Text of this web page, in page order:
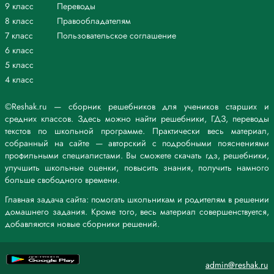
семьи как воспитание.
Чем его описание этой функции дополняет текст параграфа?
Автор подчеркивает, что семья формирует у человека установки,
должна создавать благоприятную атмосферу и не подвергаться
общественному влиянию.
3. Как характеризует автор влияние общества на семью?
звериному, по принципу борьбы за существование, с
преследованием личных интересов, причём все кругом кажутся
опасными соперниками, которых надо остерегаться и делать
безвредными, — и в семьях начинают грызться, вместо любви
слышится отстаивание своих прав, вместо ласки и помощи — ссоры
и брань. Общественная распущенность всегда забирается и в
семьи, понижение интересов отражается в семейном быту. Если есть
сказать, подавляющее влияние, но есть и такие, которые охраняют
«святая святых» от всякого рода бурных воли житейского моря. В
этих семьях живут любовь и согласие.
понимания взаимосвязи семьи и общества?
Общество может влиять на семью, но нужно стараться
©Reshak.ru — сборник решебников для учеников старших и
средних классов. Здесь можно найти решебники, ГДЗ, переводы
текстов по школьной программе. Практически весь материал,
собранный на сайте — авторский с подробными пояснениями
профильными специалистами. Вы сможете скачать гдз, решебники,
улучшить школьные оценки, повысить знания, получить намного
больше свободного времени.
Главная задача сайта: помогать школьникам и родителям в решении
домашнего задания. Кроме того, весь материал совершенствуется,
добавляются новые сборники решений.
9 класс
8 класс
7 класс
6 класс
5 класс
4 класс
Переводы
Правообладателям
Пользовательское соглашение
admin@reshak.ru